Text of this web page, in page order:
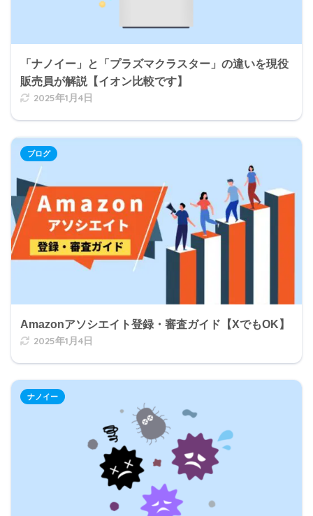
「ナノイー」と「プラズマクラスター」の違いを現役
販売員が解説【イオン比較です】
2025年1月4日
Amazonアソシエイト登録・審査ガイド【XでもOK】
2025年1月4日
ブログ
ナノイー